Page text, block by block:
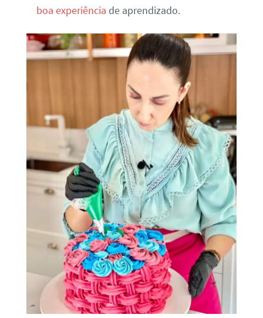
boa experiência de aprendizado.